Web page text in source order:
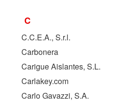
C
C.C.E.A., S.r.l.
Carbonera
Carigue Aislantes, S.L.
Carlakey.com
Carlo Gavazzi, S.A.